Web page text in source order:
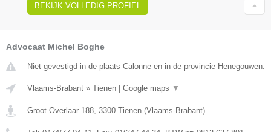
BEKIJK VOLLEDIG PROFIEL
Advocaat Michel Boghe
Niet gevestigd in de plaats Calonne en in de provincie Henegouwen.
Vlaams-Brabant » Tienen Google maps ▼
Groot Overlaar 188, 3300 Tienen (Vlaams-Brabant)